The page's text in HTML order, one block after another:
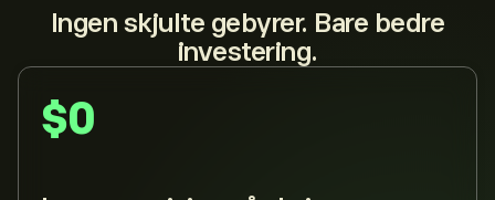
Ingen skjulte gebyrer. Bare bedre
investering.
$0